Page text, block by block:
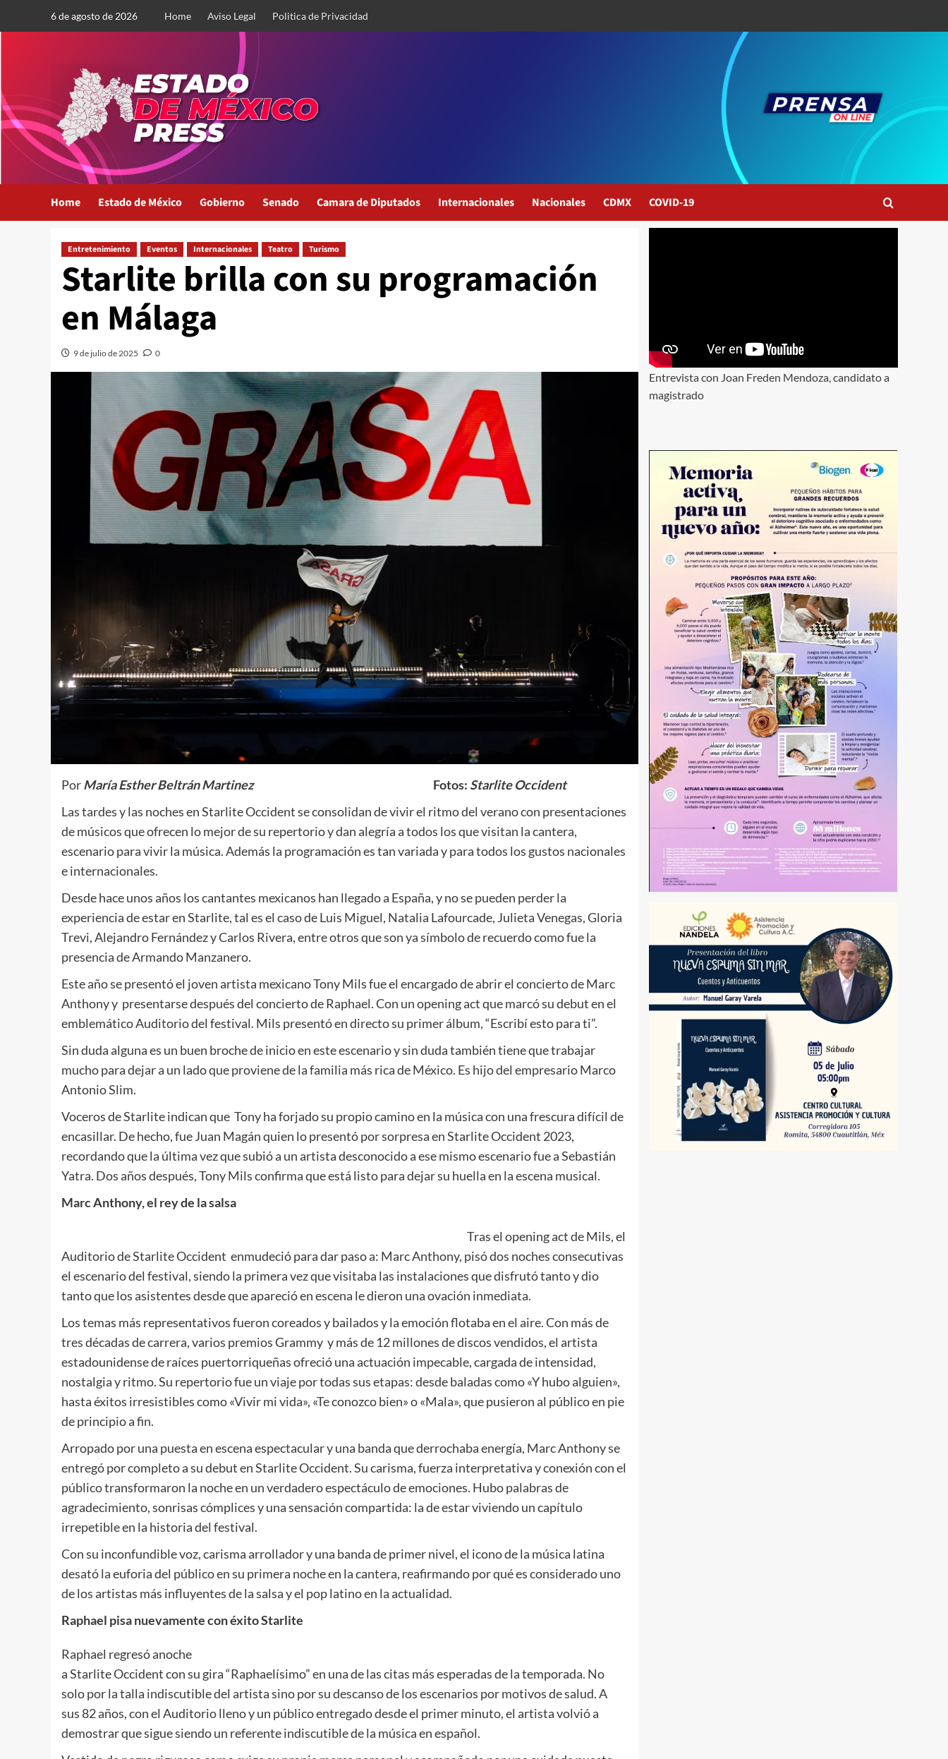
6 de agosto de 2026 Home Aviso Legal Politica de Privacidad
Home Estado de México Gobierno Senado Camara de Diputados Internacionales Nacionales CDMX COVID-19
Entretenimiento Eventos Internacionales Teatro Turismo
Starlite brilla con su programación
en Málaga
9 de julio de 2025 0
PorMaría Esther Beltrán Martinez Fotos: Starlite Occident
Las tardes y las noches en Starlite Occident se consolidan de vivir el ritmo del verano con presentaciones
de músicos que ofrecen lo mejor de su repertorio y dan alegría a todos los que visitan la cantera,
escenario para vivir la música. Además la programación es tan variada y para todos los gustos nacionales
e internacionales.
Desde hace unos años los cantantes mexicanos han llegado a España, y no se pueden perder la
experiencia de estar en Starlite, tal es el caso de Luis Miguel, Natalia Lafourcade, Julieta Venegas, Gloria
Trevi, Alejandro Fernández y Carlos Rivera, entre otros que son ya símbolo de recuerdo como fue la
presencia de Armando Manzanero.
Este año se presentó el joven artista mexicano Tony Mils fue el encargado de abrir el concierto de Marc
Anthony y presentarse después del concierto de Raphael. Con un opening act que marcó su debut en el
emblemático Auditorio del festival. Mils presentó en directo su primer álbum, “Escribí esto para ti”.
Sin duda alguna es un buen broche de inicio en este escenario y sin duda también tiene que trabajar
mucho para dejar a un lado que proviene de la familia más rica de México. Es hijo del empresario Marco
Antonio Slim.
Voceros de Starlite indican que Tony ha forjado su propio camino en la música con una frescura difícil de
encasillar. De hecho, fue Juan Magán quien lo presentó por sorpresa en Starlite Occident 2023,
recordando que la última vez que subió a un artista desconocido a ese mismo escenario fue a Sebastián
Yatra. Dos años después, Tony Mils confirma que está listo para dejar su huella en la escena musical.
Marc Anthony, el rey de la salsa
Tras el opening act de Mils, el
Auditorio de Starlite Occident enmudeció para dar paso a: Marc Anthony, pisó dos noches consecutivas
el escenario del festival, siendo la primera vez que visitaba las instalaciones que disfrutó tanto y dio
tanto que los asistentes desde que apareció en escena le dieron una ovación inmediata.
Los temas más representativos fueron coreados y bailados y la emoción flotaba en el aire. Con más de
tres décadas de carrera, varios premios Grammy y más de 12 millones de discos vendidos, el artista
estadounidense de raíces puertorriqueñas ofreció una actuación impecable, cargada de intensidad,
nostalgia y ritmo. Su repertorio fue un viaje por todas sus etapas: desde baladas como «Y hubo alguien»,
hasta éxitos irresistibles como «Vivir mi vida», «Te conozco bien» o «Mala», que pusieron al público en pie
de principio a fin.
Arropado por una puesta en escena espectacular y una banda que derrochaba energía, Marc Anthony se
entregó por completo a su debut en Starlite Occident. Su carisma, fuerza interpretativa y conexión con el
público transformaron la noche en un verdadero espectáculo de emociones. Hubo palabras de
agradecimiento, sonrisas cómplices y una sensación compartida: la de estar viviendo un capítulo
irrepetible en la historia del festival.
Con su inconfundible voz, carisma arrollador y una banda de primer nivel, el icono de la música latina
desató la euforia del público en su primera noche en la cantera, reafirmando por qué es considerado uno
de los artistas más influyentes de la salsa y el pop latino en la actualidad.
Raphael pisa nuevamente con éxito Starlite
Raphael regresó anoche
a Starlite Occident con su gira “Raphaelísimo” en una de las citas más esperadas de la temporada. No
solo por la talla indiscutible del artista sino por su descanso de los escenarios por motivos de salud. A
sus 82 años, con el Auditorio lleno y un público entregado desde el primer minuto, el artista volvió a
demostrar que sigue siendo un referente indiscutible de la música en español.
Entrevista con Joan Freden Mendoza, candidato a
magistrado